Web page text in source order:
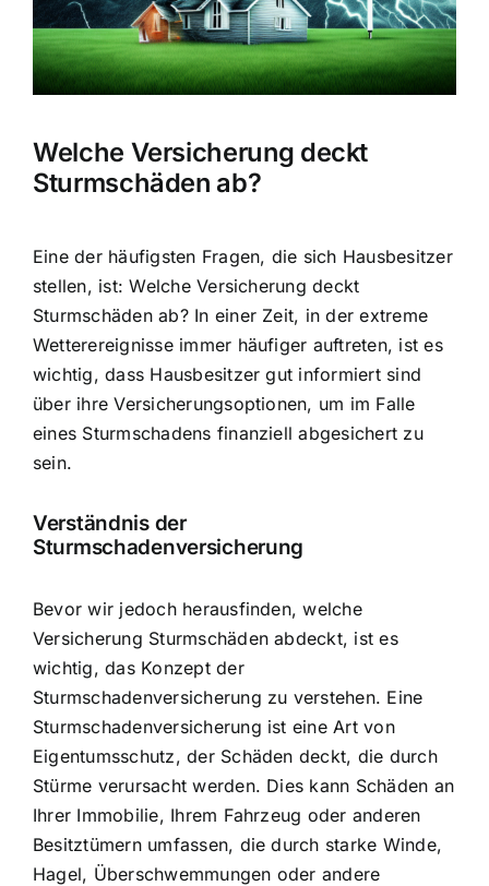
Hausratversicherung
Berufsunfähigkeitsversicherung
Weitere Tarifvergleiche
Welche Versicherung deckt
Sturmschäden ab?
Eine der häufigsten Fragen, die sich Hausbesitzer
stellen, ist: Welche Versicherung deckt
Sturmschäden ab? In einer Zeit, in der extreme
Wetterereignisse immer häufiger auftreten, ist es
wichtig, dass Hausbesitzer gut informiert sind
über ihre Versicherungsoptionen, um im Falle
eines Sturmschadens finanziell abgesichert zu
sein.
Verständnis der
Sturmschadenversicherung
Bevor wir jedoch herausfinden, welche
Versicherung Sturmschäden abdeckt, ist es
wichtig, das Konzept der
Sturmschadenversicherung zu verstehen. Eine
Sturmschadenversicherung ist eine Art von
Eigentumsschutz, der Schäden deckt, die durch
Stürme verursacht werden. Dies kann Schäden an
Ihrer Immobilie, Ihrem Fahrzeug oder anderen
Besitztümern umfassen, die durch starke Winde,
Hagel, Überschwemmungen oder andere